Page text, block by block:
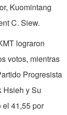
Kuomintang
C. Siew.
lograron
votos, mientras
Progresista
Hsieh y Su
el 41,55 por